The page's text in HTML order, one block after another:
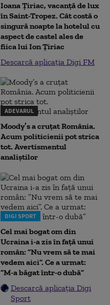
Ioana Țiriac, vacanță de lux
în Saint-Tropez. Cât costă o
singură noapte la hotelul cu
aspect de castel ales de
fiica lui Ion Țiriac
Descarcă aplicația Digi FM
ADEVARUL
Moody’s a cruțat România.
Acum politicienii pot strica
tot. Avertismentul
analiștilor
DIGI SPORT
Cel mai bogat om din
Ucraina i-a zis în față unui
român: ”Nu vrem să te mai
vedem aici”. Ce a urmat:
”M-a băgat într-o dubă”
Descarcă aplicația Digi
Sport